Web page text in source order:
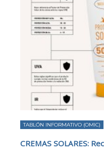
TABLÓN INFORMATIVO (OMIC)
CREMAS SOLARES: